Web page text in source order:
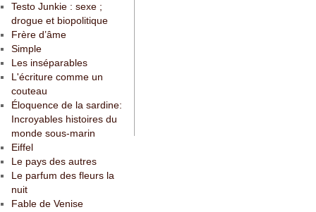
Testo Junkie : sexe ;
drogue et biopolitique
Frère d’âme
Simple
Les inséparables
L'écriture comme un
couteau
Éloquence de la sardine:
Incroyables histoires du
monde sous-marin
Eiffel
Le pays des autres
Le parfum des fleurs la
nuit
Fable de Venise